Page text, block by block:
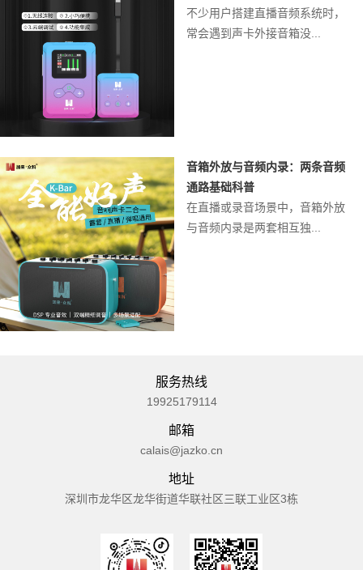
不少用户搭建直播音频系统时，
常会遇到声卡外接音箱没...
音箱外放与音频内录：两条音频
通路基础科普
在直播或录音场景中，音箱外放
与音频内录是两套相互独...
服务热线
19925179114
邮箱
calais@jazko.cn
地址
深圳市龙华区龙华街道华联社区三联工业区3栋